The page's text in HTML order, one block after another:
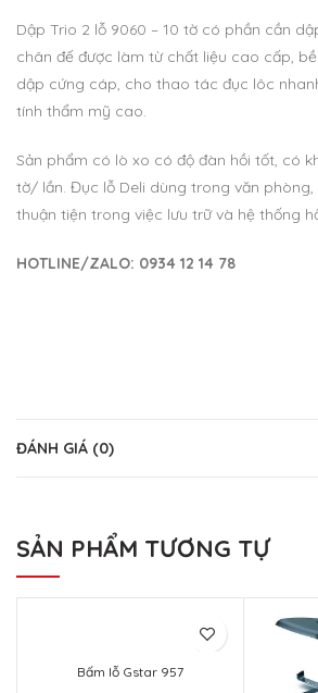
Dập Trio 2 lỗ 9060 – 10 tờ có phần cần
chân đế được làm từ chất liệu cao cấp,
dập cứng cáp, cho thao tác đục lôc
tính thẩm mỹ cao.
Sản phẩm có lò xo có độ đàn hồi tốt, có
tờ/ lần. Đục lỗ Deli dùng trong văn phòng,
thuận tiện trong việc lưu trữ và hệ thống
HOTLINE/ZALO: 0934 12 14 78
ĐÁNH GIÁ (0)
SẢN PHẨM TƯƠNG TỰ
Bấm lỗ Gstar 957